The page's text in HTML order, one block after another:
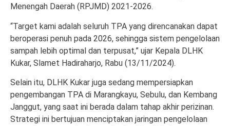
Menengah Daerah (RPJMD) 2021-2026.
“Target kami adalah seluruh TPA yang direncanakan dapat
beroperasi penuh pada 2026, sehingga sistem pengelolaan
sampah lebih optimal dan terpusat,” ujar Kepala DLHK
Kukar, Slamet Hadiraharjo, Rabu (13/11/2024).
Selain itu, DLHK Kukar juga sedang mempersiapkan
pengembangan TPA di Marangkayu, Sebulu, dan Kembang
Janggut, yang saat ini berada dalam tahap akhir perizinan.
Strategi ini bertujuan menciptakan jaringan pengelolaan